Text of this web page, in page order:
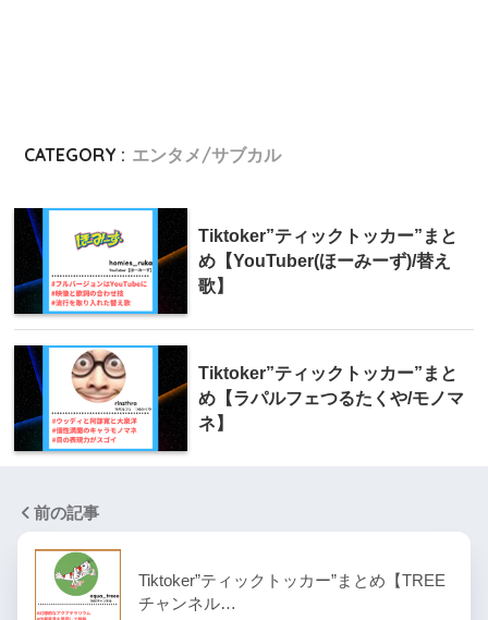
CATEGORY : エンタメ/サブカル
Tiktoker”ティックトッカー”まと
め【YouTuber(ほーみーず)/替え
歌】
Tiktoker”ティックトッカー”まと
め【ラパルフェつるたくや/モノマ
ネ】
前の記事
Tiktoker”ティックトッカー”まとめ【TREE
チャンネル…